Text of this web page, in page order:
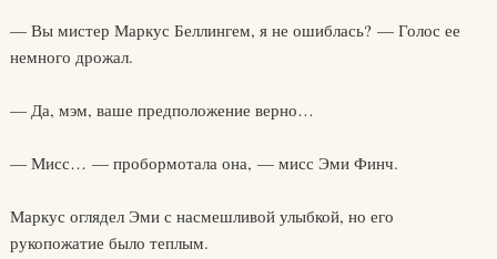
— Вы мистер Маркус Беллингем, я не ошиблась? — Голос ее
немного дрожал.
— Да, мэм, ваше предположение верно…
— Мисс… — пробормотала она, — мисс Эми Финч.
Маркус оглядел Эми с насмешливой улыбкой, но его
рукопожатие было теплым.